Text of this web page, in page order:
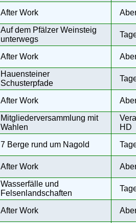
After Work
Auf dem Pfälzer Weinsteig
unterwegs
After Work
Hauensteiner
Schusterpfade
After Work
Mitgliederversammlung mit
Wahlen
HD
7 Berge rund um Nagold
After Work
Wasserfälle und
Felsenlandschaften
After Work